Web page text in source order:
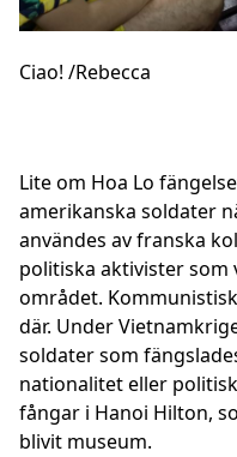
Ciao! /Rebecca
Lite om Hoa Lo
amerikanska soldater
användes av franska
politiska aktivister som
området.
där. Under
soldater som
nationalitet eller
fångar i Hanoi Hilton,
blivit museum.